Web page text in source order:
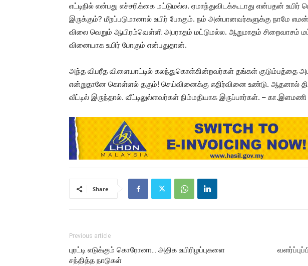
எட்டிநில் என்பது எச்சரிக்கை மட்டுமல்ல. ஏமாந்துவிடக்கூடாது என்பதன்
இருக்கும்? மீறப்படுமானால் உயிர் போகும். நம் அன்பானவர்களுக்கு நாமே எமன்
விலை வெறும் ஆயிரம்வெள்ளி அபராதம் மட்டுமல்ல. ஆறுமாதம் சிறைவாசம்
வினையாக உயிர் போகும் என்பதுதான்.
அந்த விபரீத விளையாட்டில் கலந்துகொள்கின்றவர்கள் தங்கள் குடும்பத்தை
என்றுதானே கொள்ளல் தகும்! செய்வினைக்கு எதிர்வினை உண்டு. ஆதனால்
வீட்டில் இருந்தால். வீட்டிலுல்ளவர்கள் நிம்மதியாக இருப்பார்கள். – கா.இளமணி
Share
Previous article
புரட்டி எடுக்கும் கொரோனா… அதிக உயிரிழப்புகளை
சந்தித்த நாடுகள்